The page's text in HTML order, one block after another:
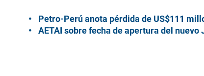
Petro-Perú anota pérdida de US$111
AETAI sobre fecha de apertura del